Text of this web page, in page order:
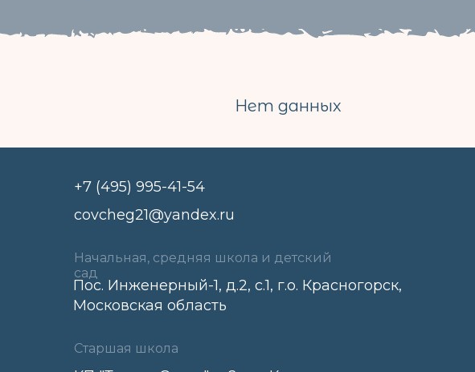
Нет данных
Начальная, средняя школа и детский
сад
Старшая школа
Пос. Инженерный-1, д.2, с.1, г.о. Красногорск,
Московская область
covcheg21@yandex.ru
+7 (495) 995-41-54